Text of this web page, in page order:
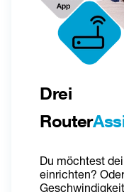
Drei
Router
Du möchtest
einrichten?